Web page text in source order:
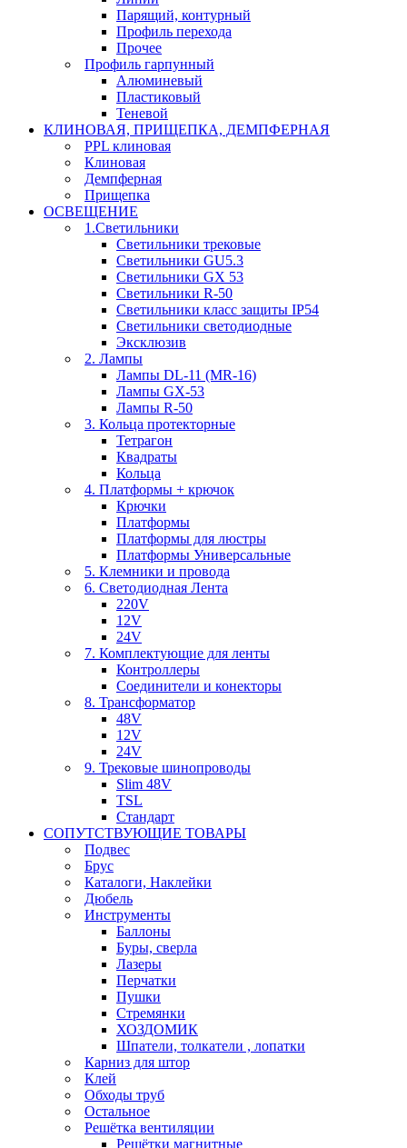
Парящий, контурный
Профиль перехода
Прочее
Профиль гарпунный
Алюминевый
Пластиковый
Теневой
КЛИНОВАЯ, ПРИЩЕПКА, ДЕМПФЕРНАЯ
PPL клиновая
Клиновая
Демпферная
Прищепка
ОСВЕЩЕНИЕ
1.Светильники
Светильники трековые
Светильники GU5.3
Светильники GX 53
Светильники R-50
Светильники класс защиты IP54
Светильники светодиодные
Эксклюзив
2. Лампы
Лампы DL-11 (MR-16)
Лампы GX-53
Лампы R-50
3. Кольца протекторные
Тетрагон
Квадраты
Кольца
4. Платформы + крючок
Крючки
Платформы
Платформы для люстры
Платформы Универсальные
5. Клемники и провода
6. Светодиодная Лента
220V
12V
24V
7. Комплектующие для ленты
Контроллеры
Соединители и конекторы
8. Трансформатор
48V
12V
24V
9. Трековые шинопроводы
Slim 48V
TSL
Стандарт
СОПУТСТВУЮЩИЕ ТОВАРЫ
Подвес
Брус
Каталоги, Наклейки
Дюбель
Инструменты
Баллоны
Буры, сверла
Лазеры
Перчатки
Пушки
Стремянки
ХОЗДОМИК
Шпатели, толкатели , лопатки
Карниз для штор
Клей
Обходы труб
Остальное
Решётка вентиляции
Решётки магнитные